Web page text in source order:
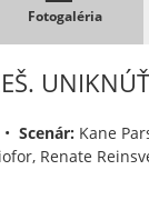
Fotogaléria
Scenár: Kane
Renate